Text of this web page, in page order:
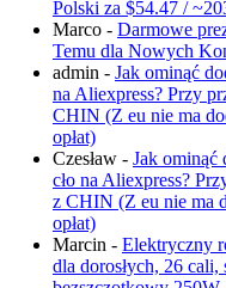
Polski za $54.47 /
Marco - Darmowe
Temu dla Nowych
admin - Jak ominąć
na Aliexpress? Przy
CHIN (Z eu nie ma
opłat)
Czesław - Jak ominąć
cło na Aliexpress?
z CHIN (Z eu nie ma
opłat)
Marcin - Elektryczny
dla dorosłych, 26 cali,